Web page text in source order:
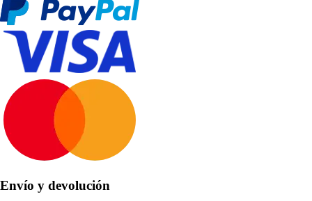
Envío y devolución